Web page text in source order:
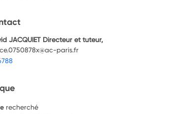
JACQUIET Directeur et tuteur,
paris.fr
recherché